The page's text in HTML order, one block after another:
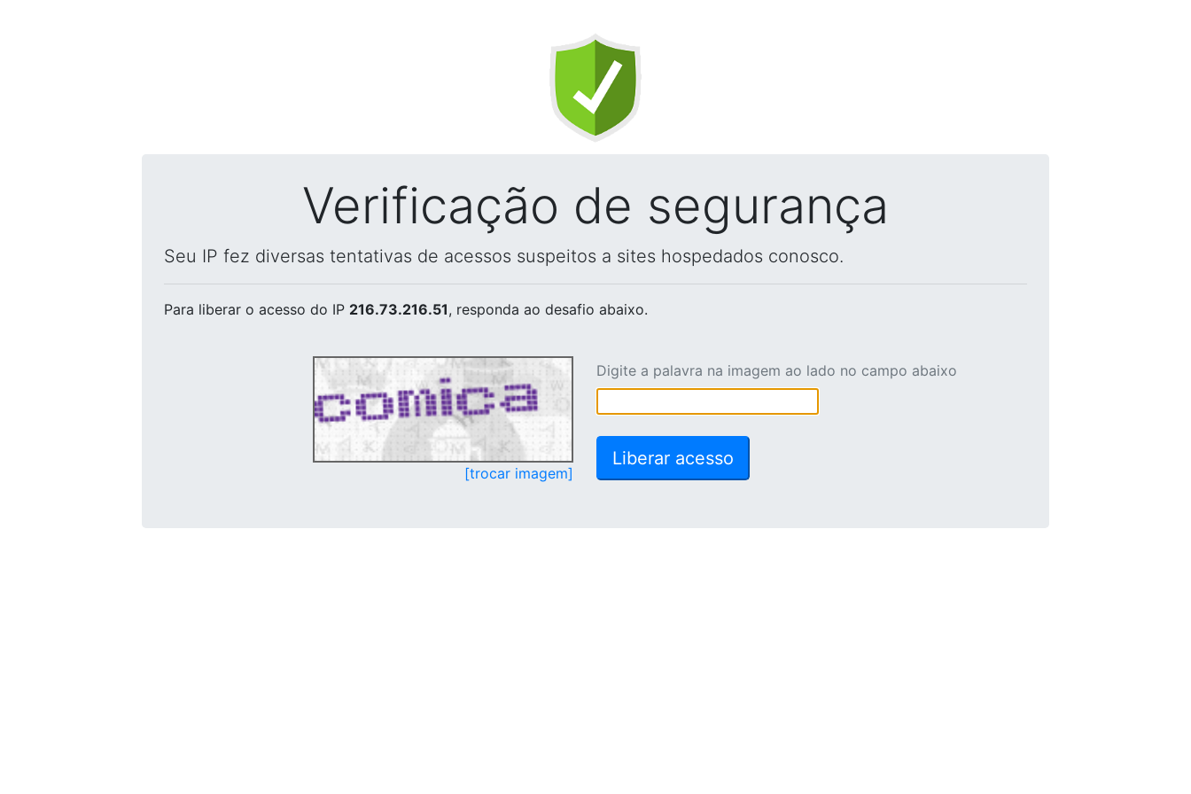
Verificação de segurança
Seu IP fez diversas tentativas de acessos suspeitos a sites hospedados conosco.
Para liberar o acesso do IP 216.73.216.51, responda ao desafio abaixo.
[trocar imagem]
Digite a palavra na imagem ao lado no campo abaixo